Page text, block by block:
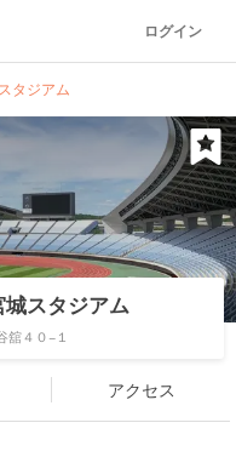
ログイン
タジアム
スタジアム
４０−１
アクセス